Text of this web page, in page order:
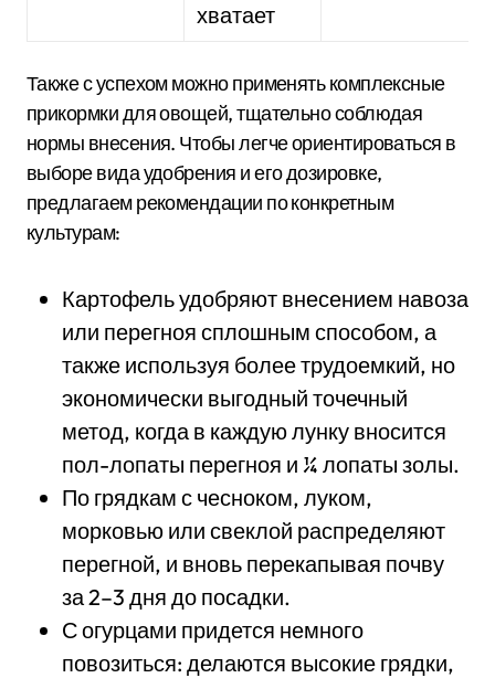
хватает
Также с успехом можно применять комплексные
прикормки для овощей, тщательно соблюдая
нормы внесения. Чтобы легче ориентироваться в
выборе вида удобрения и его дозировке,
предлагаем рекомендации по конкретным
культурам:
Картофель удобряют внесением навоза
или перегноя сплошным способом, а
также используя более трудоемкий, но
экономически выгодный точечный
метод, когда в каждую лунку вносится
пол-лопаты перегноя и ¼ лопаты золы.
По грядкам с чесноком, луком,
морковью или свеклой распределяют
перегной, и вновь перекапывая почву
за 2–3 дня до посадки.
С огурцами придется немного
повозиться: делаются высокие грядки,